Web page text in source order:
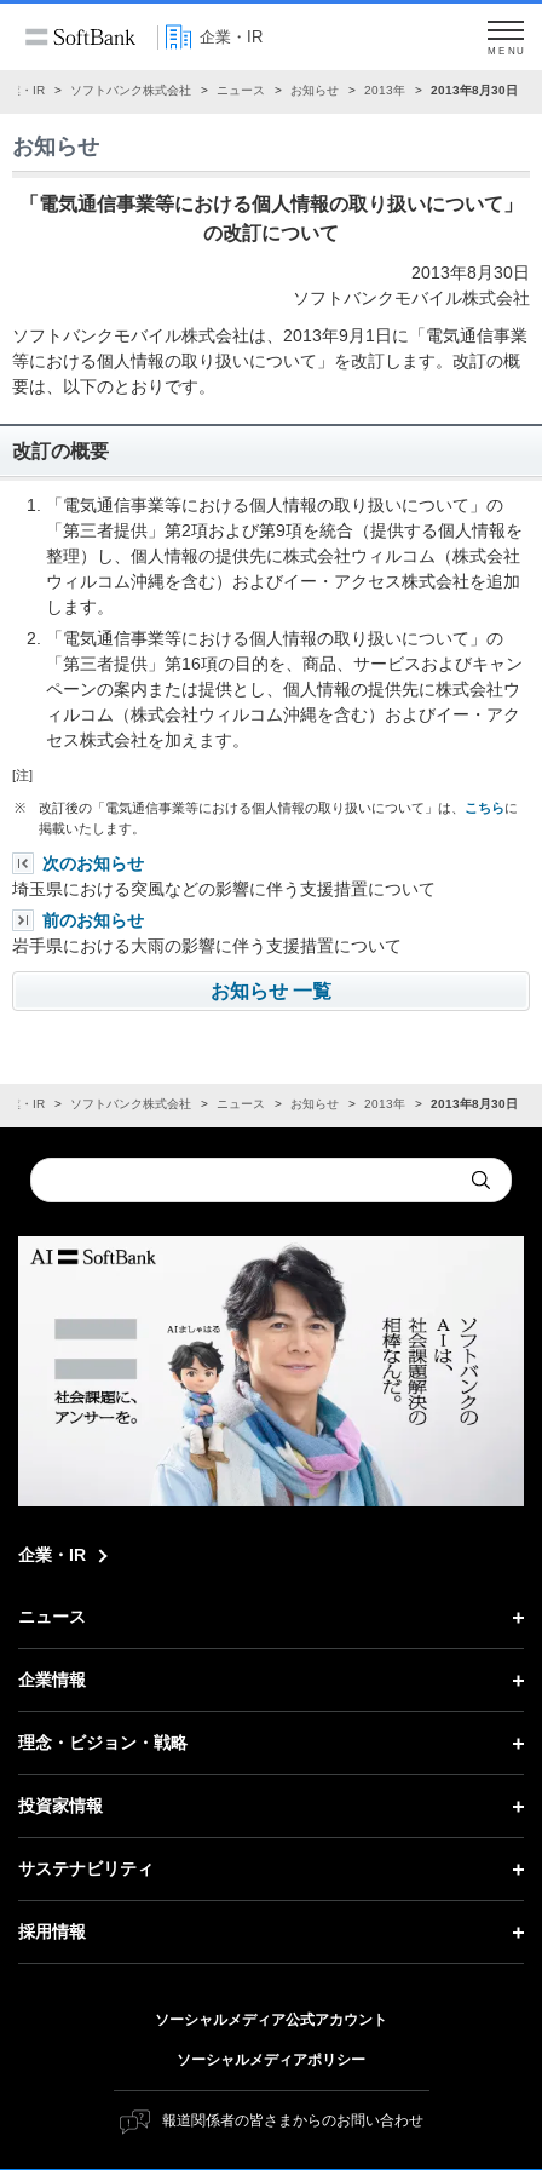
企業・IR
MENU
業・IR ソフトバンク株式会社 ニュース お知らせ 2013年 2013年8月30日
お知らせ
「電気通信事業等における個人情報の取り扱いについて」
の改訂について
2013年8月30日
ソフトバンクモバイル株式会社
ソフトバンクモバイル株式会社は、2013年9月1日に「電気通信事業
等における個人情報の取り扱いについて」を改訂します。改訂の概
要は、以下のとおりです。
改訂の概要
「電気通信事業等における個人情報の取り扱いについて」の
「第三者提供」第2項および第9項を統合（提供する個人情報を
整理）し、個人情報の提供先に株式会社ウィルコム（株式会社
ウィルコム沖縄を含む）およびイー・アクセス株式会社を追加
します。
「電気通信事業等における個人情報の取り扱いについて」の
「第三者提供」第16項の目的を、商品、サービスおよびキャン
ペーンの案内または提供とし、個人情報の提供先に株式会社ウ
ィルコム（株式会社ウィルコム沖縄を含む）およびイー・アク
セス株式会社を加えます。
[注]
※ 改訂後の「電気通信事業等における個人情報の取り扱いについて」は、 こちらに
掲載いたします。
次のお知らせ
埼玉県における突風などの影響に伴う支援措置について
前のお知らせ
岩手県における大雨の影響に伴う支援措置について
お知らせ 一覧
業・IR ソフトバンク株式会社 ニュース お知らせ 2013年 2013年8月30日
Conduct
a
Submit
企業・IR
ニュース
ニュース トップ
プレスリリース
更新情報
記者説明会
企業情報
企業情報 トップ
社長メッセージ
事業紹介
ガバナンス
理念・ビジョン・戦略
理念・ビジョン・戦略 トップ
成長戦略「Activate AI for Society」
人材戦略
投資家情報
投資家情報 トップ
経営方針
個人投資家の皆さまへ
株式と社債について
サステナビリティ
サステナビリティ トップ
トップメッセージ
ESG方針・体制
マテリアリティ（重要課題）
採用情報
障がい者採用
ソーシャルメディア公式アカウント
ソーシャルメディアポリシー
報道関係者の皆さまからのお問い合わせ